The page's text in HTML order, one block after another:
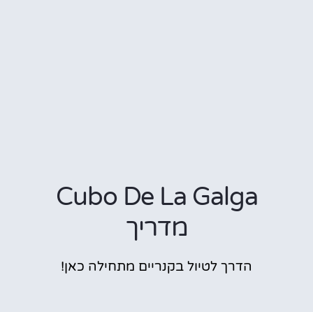
Cubo De La Galga
מדריך
הדרך לטיול בקנריים מתחילה כאן!